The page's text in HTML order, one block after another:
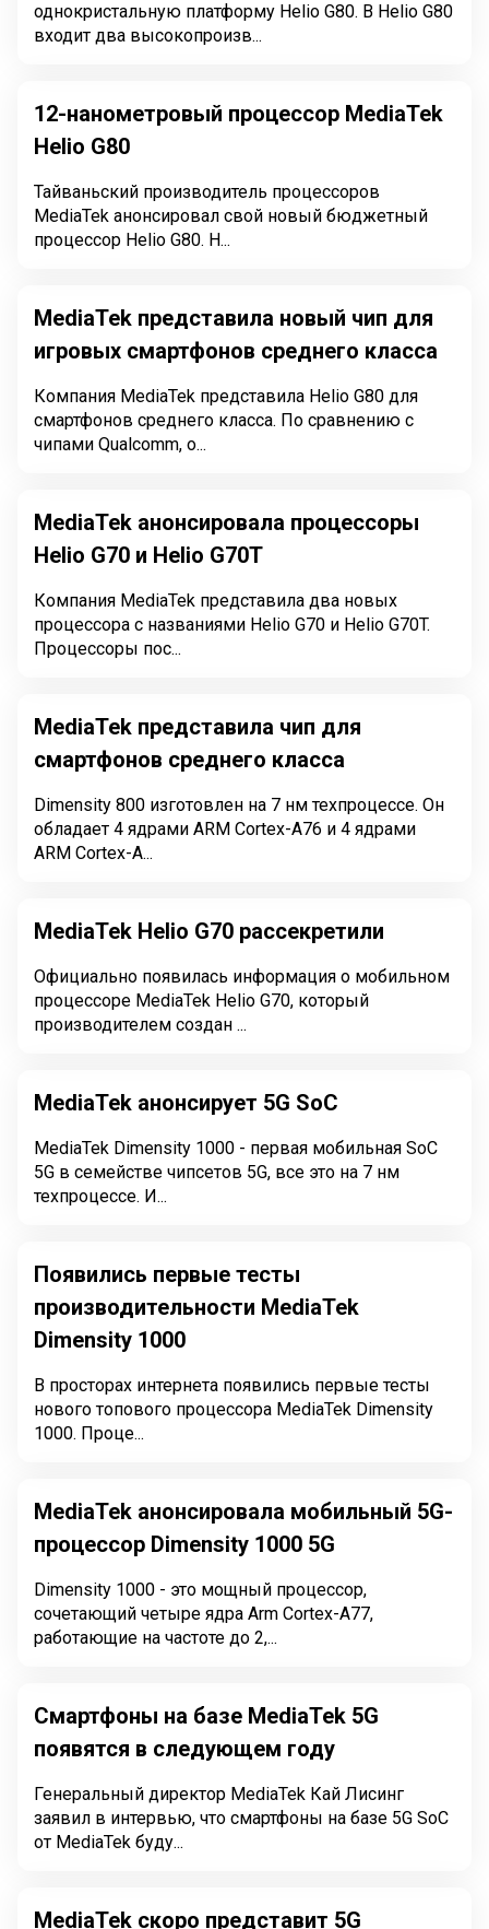
однокристальную платформу Helio G80. В Helio G80
входит два высокопроизв...
12-нанометровый процессор MediaTek
Helio G80
Тайваньский производитель процессоров
MediaTek анонсировал свой новый бюджетный
процессор Helio G80. Н...
MediaTek представила новый чип для
игровых смартфонов среднего класса
Компания MediaTek представила Helio G80 для
смартфонов среднего класса. По сравнению с
чипами Qualcomm, о...
MediaTek анонсировала процессоры
Helio G70 и Helio G70T
Компания MediaTek представила два новых
процессора с названиями Helio G70 и Helio G70T.
Процессоры пос...
MediaTek представила чип для
смартфонов среднего класса
Dimensity 800 изготовлен на 7 нм техпроцессе. Он
обладает 4 ядрами ARM Cortex-A76 и 4 ядрами
ARM Cortex-A...
MediaTek Helio G70 рассекретили
Официально появилась информация о мобильном
процессоре MediaTek Helio G70, который
производителем создан ...
MediaTek анонсирует 5G SoC
MediaTek Dimensity 1000 - первая мобильная SoC
5G в семействе чипсетов 5G, все это на 7 нм
техпроцессе. И...
Появились первые тесты
производительности MediaTek
Dimensity 1000
В просторах интернета появились первые тесты
нового топового процессора MediaTek Dimensity
1000. Проце...
MediaTek анонсировала мобильный 5G-
процессор Dimensity 1000 5G
Dimensity 1000 - это мощный процессор,
сочетающий четыре ядра Arm Cortex-A77,
работающие на частоте до 2,...
Смартфоны на базе MediaTek 5G
появятся в следующем году
Генеральный директор MediaTek Кай Лисинг
заявил в интервью, что смартфоны на базе 5G SoC
от MediaTek буду...
MediaTek скоро представит 5G